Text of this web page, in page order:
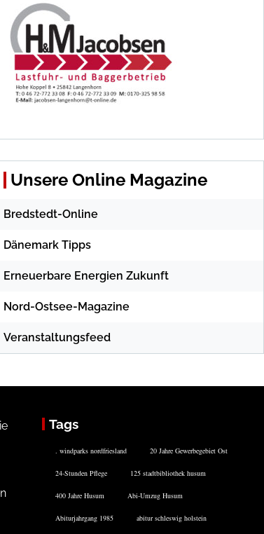
Unsere Online Magazine
Bredstedt-Online
Dänemark Tipps
Erneuerbare Energien Zukunft
Nord-Ostsee-Magazine
Veranstaltungsfeed
Tags
. windparks nordfriesland 20 Jahre Gewerbegebiet Ost
24-Stunden Pflege 125 stadtbibliothek husum
400 Jahre Husum Abi-Umzug Husum
Abiturjahrgang 1985 abitur schleswig holstein